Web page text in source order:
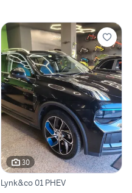
30
Lynk&co 01 PHEV